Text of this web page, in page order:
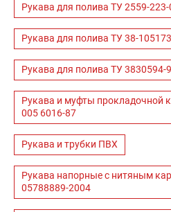
Рукава для полива ТУ 2559-
Рукава для полива ТУ 38-
Рукава для полива ТУ 3830594-
Рукава и муфты прокладочной
005 6016-87
Рукава и трубки ПВХ
Рукава напорные с нитяным
05788889-2004